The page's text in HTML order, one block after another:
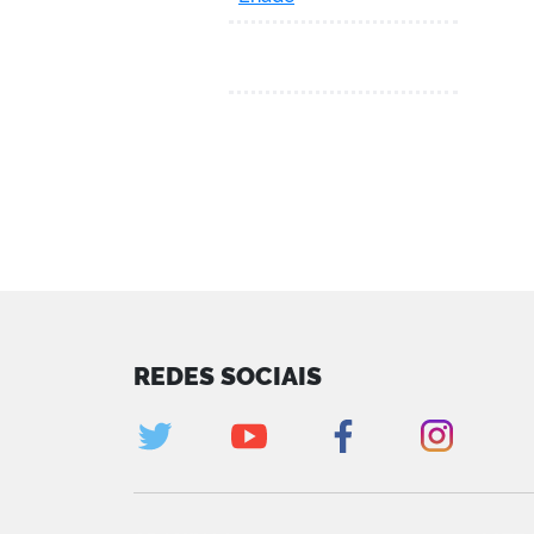
REDES SOCIAIS